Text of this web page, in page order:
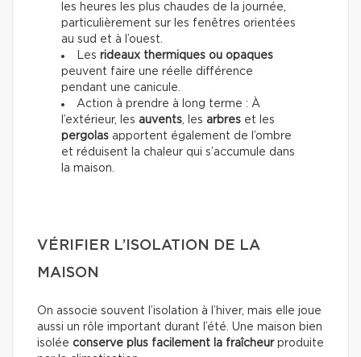
les heures les plus chaudes de la journée,
particulièrement sur les fenêtres orientées
au sud et à l’ouest.
Les rideaux thermiques ou opaques
peuvent faire une réelle différence
pendant une canicule.
Action à prendre à long terme : À
l’extérieur, les auvents, les arbres et les
pergolas apportent également de l’ombre
et réduisent la chaleur qui s’accumule dans
la maison.
VÉRIFIER L’ISOLATION DE LA
MAISON
On associe souvent l’isolation à l’hiver, mais elle joue
aussi un rôle important durant l’été. Une maison bien
isolée conserve plus facilement la fraîcheurproduite